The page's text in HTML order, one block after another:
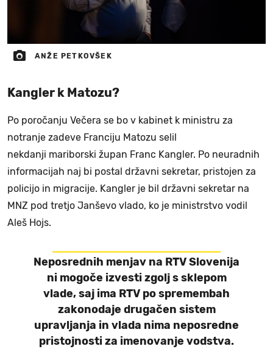
ANŽE PETKOVŠEK
Kangler k Matozu?
Po poročanju Večera se bo v kabinet k ministru za
notranje zadeve Franciju Matozu selil
nekdanji mariborski župan Franc Kangler. Po neuradnih
informacijah naj bi postal državni sekretar, pristojen za
policijo in migracije. Kangler je bil državni sekretar na
MNZ pod tretjo Janševo vlado, ko je ministrstvo vodil
Aleš Hojs.
Neposrednih menjav na RTV Slovenija
ni mogoče izvesti zgolj s sklepom
vlade, saj ima RTV po spremembah
zakonodaje drugačen sistem
upravljanja in vlada nima neposredne
pristojnosti za imenovanje vodstva.